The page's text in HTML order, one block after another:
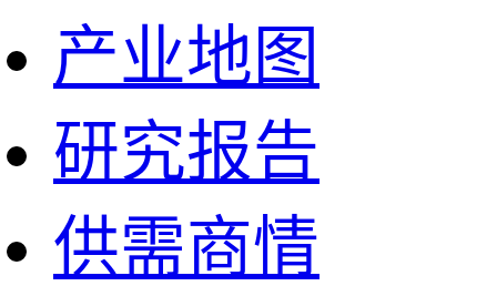
产业地图
研究报告
供需商情